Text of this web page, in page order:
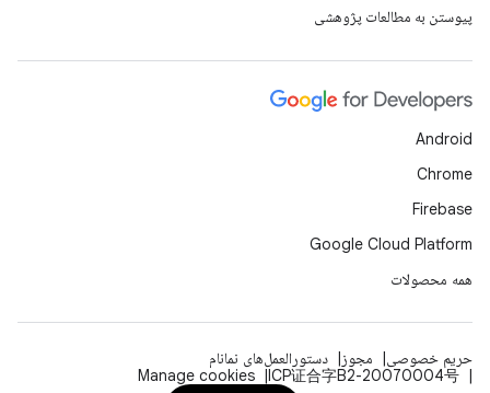
پیوستن به مطالعات پژوهشی
Android
Chrome
Firebase
Google Cloud Platform
همه محصولات
حریم خصوصی مجوز
دستورالعمل‌های نمانام
ICP证合字B2-20070004号
Manage cookies